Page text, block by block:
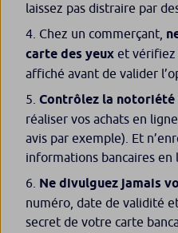
laissez pas distraire par
Chez un commerçant,
carte des yeux et vérifiez
affiché avant de valider
Contrôlez la
réaliser vos achats en
avis par exemple). Et
informations bancaires en
Ne divulguez jamais
numéro, date de validité
secret de votre carte